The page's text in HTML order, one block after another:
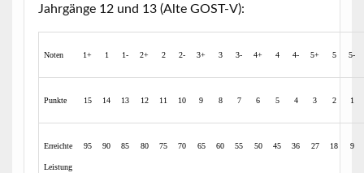
Jahrgänge 12 und 13 (Alte GOST-V):
Noten 1+ 1 1- 2+ 2 2- 3+ 3 3- 4+ 4 4- 5+ 5 5-
Punkte 15 14 13 12 11 10 9 8 7 6 5 4 3 2 1
Erreichte
Leistung
95 90 85 80 75 70 65 60 55 50 45 36 27 18 9